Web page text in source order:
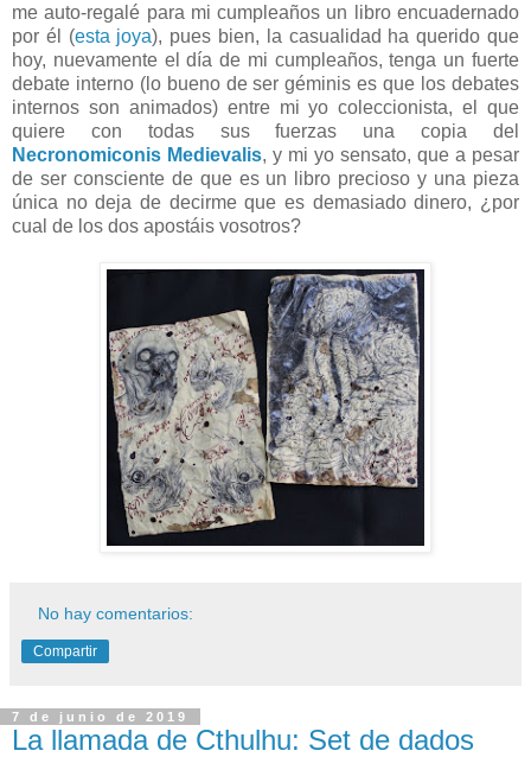
me auto-regalé para mi cumpleaños un libro encuadernado
por él (esta joya), pues bien, la casualidad ha querido que
hoy, nuevamente el día de mi cumpleaños, tenga un fuerte
debate interno (lo bueno de ser géminis es que los debates
internos son animados) entre mi yo coleccionista, el que
quiere con todas sus fuerzas una copia del
Necronomiconis Medievalis, y mi yo sensato, que a pesar
de ser consciente de que es un libro precioso y una pieza
única no deja de decirme que es demasiado dinero, ¿por
cual de los dos apostáis vosotros?
No hay comentarios:
Compartir
7 de junio de 2019
La llamada de Cthulhu: Set de dados